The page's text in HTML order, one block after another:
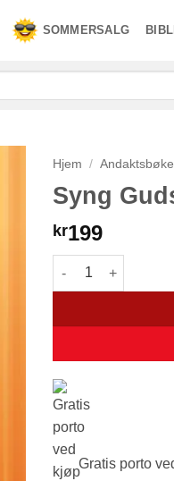
SOMMERSALG
Hjem /
Syng
kr199
Syng Guds Ord -
Gratis porto